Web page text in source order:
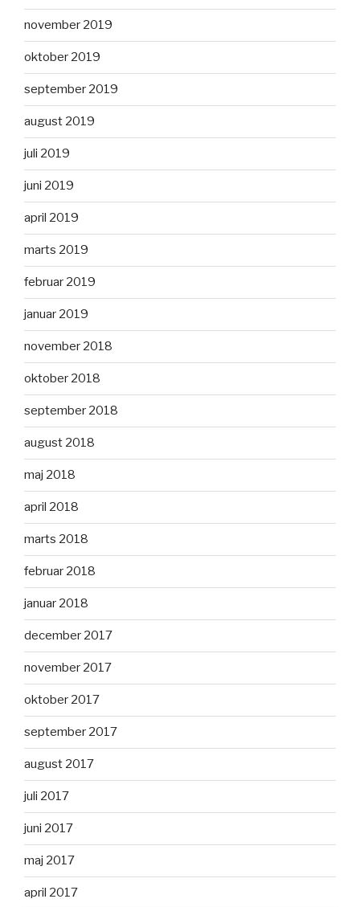
november 2019
oktober 2019
september 2019
august 2019
juli 2019
juni 2019
april 2019
marts 2019
februar 2019
januar 2019
november 2018
oktober 2018
september 2018
august 2018
maj 2018
april 2018
marts 2018
februar 2018
januar 2018
december 2017
november 2017
oktober 2017
september 2017
august 2017
juli 2017
juni 2017
maj 2017
april 2017